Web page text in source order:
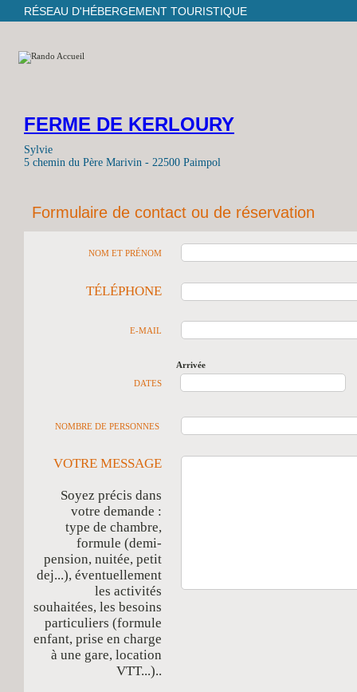
RÉSEAU D'HÉBERGEMENT TOURISTIQUE
FERME DE KERLOURY
Sylvie
5 chemin du Père Marivin - 22500 Paimpol
Formulaire de contact ou de réservation
NOM ET PRÉNOM
TÉLÉPHONE
E-MAIL
Arrivée
DATES
NOMBRE DE PERSONNES
VOTRE MESSAGE
Soyez précis dans
votre demande :
type de chambre,
formule (demi-
pension, nuitée, petit
dej...), éventuellement
les activités
souhaitées, les besoins
particuliers (formule
enfant, prise en charge
à une gare, location
VTT...)..